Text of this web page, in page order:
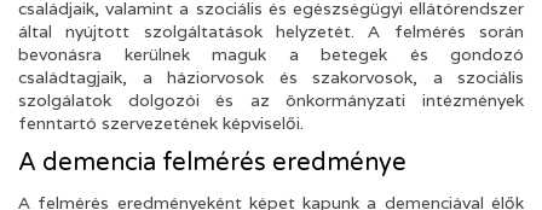
családjaik, valamint a szociális és egészségügyi ellátórendszer
által nyújtott szolgáltatások helyzetét. A felmérés során
bevonásra kerülnek maguk a betegek és gondozó
családtagjaik, a háziorvosok és szakorvosok, a szociális
szolgálatok dolgozói és az önkormányzati intézmények
fenntartó szervezetének képviselői.
A demencia felmérés eredménye
A felmérés eredményeként képet kapunk a demenciával élők